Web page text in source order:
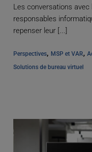
Les conversations
responsables
repenser leur [...]
Perspectives, MSP et VAR,
Solutions de bureau virtuel